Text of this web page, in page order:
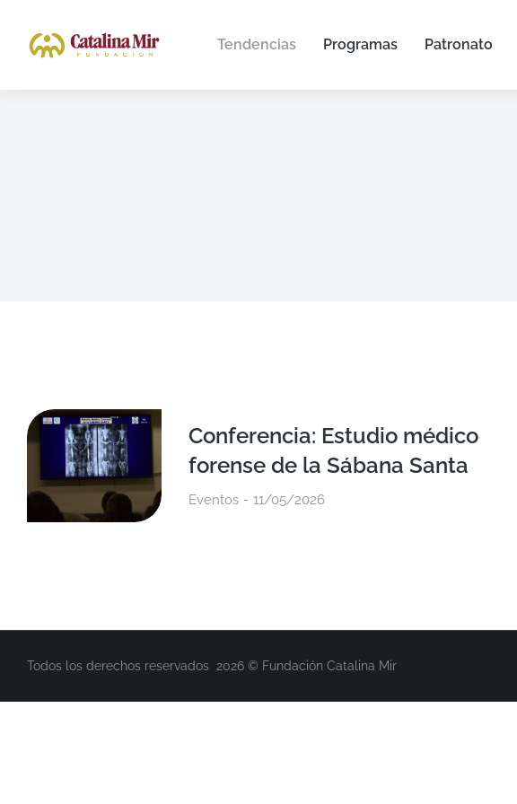
Tendencias Programas Patronato
Conferencia: Estudio médico
forense de la Sábana Santa
Eventos 11/05/2026
Todos los derechos reservados 2026 © Fundación Catalina Mir